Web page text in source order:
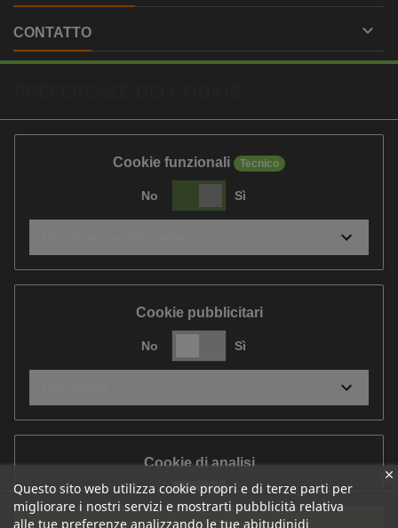
CONTATTO 
Questo sito web utilizza cookie propri e di terze parti per
migliorare i nostri servizi e mostrarti pubblicità relativa
alle tue preferenze analizzando le tue abitudinidi
Cookie funzionali Tecnico
No Sì
Cookie pubblicitari
No Sì
Cookie di analisi
No Sì
Accetta tutti